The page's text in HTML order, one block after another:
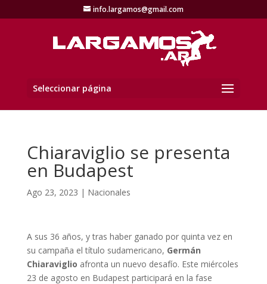
info.largamos@gmail.com
Seleccionar página
Chiaraviglio se presenta
en Budapest
Ago 23, 2023 | Nacionales
A sus 36 años, y tras haber ganado por quinta vez en
su campaña el título sudamericano, Germán
Chiaraviglio afronta un nuevo desafío. Este miércoles
23 de agosto en Budapest participará en la fase